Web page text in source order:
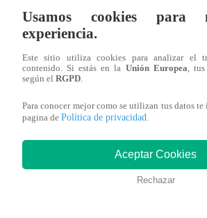
galería en San Juan de Lurigancho
También te
interesar
Usamos cookies para
experiencia.
Este sitio utiliza cookies para analizar el
contenido. Si estás en la Unión Europea ,
según el RGPD
Para conocer mejor como se utilizan tus datos
pagina de Política de privacidad
Aceptar Cookies
Rechazar